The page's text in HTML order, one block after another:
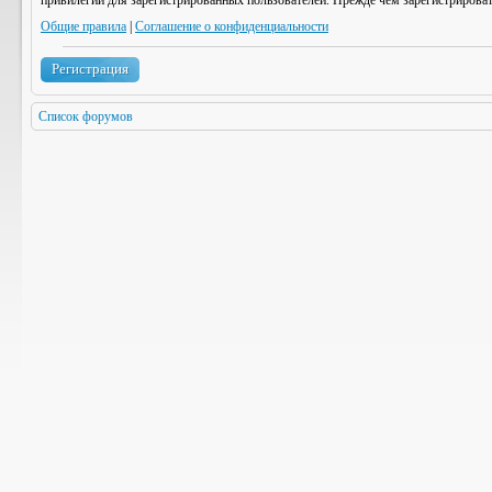
Общие правила Соглашение о конфиденциальности
Регистрация
Список форумов